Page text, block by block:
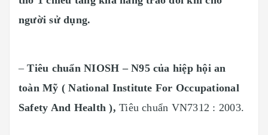
người sử dụng.
–Tiêu chuẩn NIOSH – N95 của hiệp hội an
toàn Mỹ ( National Institute For Occupational
Safety And Health ), Tiêu chuẩn VN7312 : 2003.